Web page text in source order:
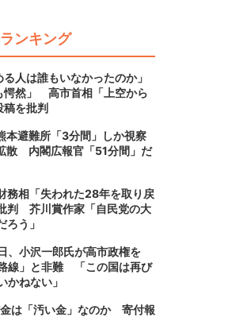
ンキング
人は誰もいなかったのか」
愕然」 高市首相「上空から
稿を批判
本避難所「3分間」しか視察
散 内閣広報官「51分間」だ
務相「失われた28年を取り戻
判 芥川賞作家「自民党の大
ろう」
、小沢一郎氏が高市政権を
路線」と非難 「この国は再び
かねない」
は「汚い金」なのか 寄付報